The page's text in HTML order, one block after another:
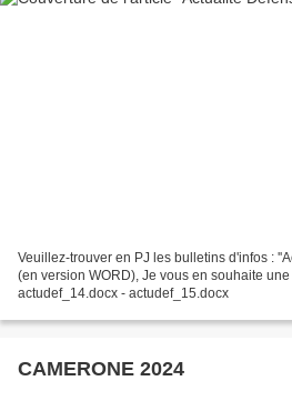
Veuillez-trouver en PJ les bulletins d'infos :
(en version WORD), Je vous en souhaite une
actudef_14.docx - actudef_15.docx
CAMERONE 2024